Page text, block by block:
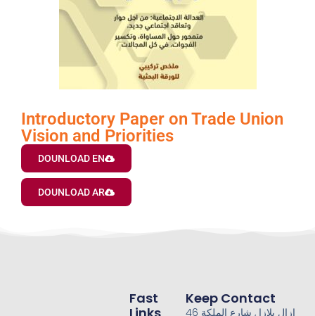
Introductory Paper on Trade Union
Vision and Priorities
DOUNLOAD EN
DOUNLOAD AR
Fast
Keep Contact
46 ازال بلازا , شارع الملكة